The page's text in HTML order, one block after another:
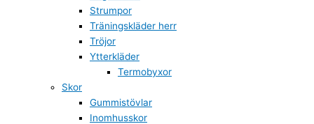
Strumpor
Träningskläder herr
Tröjor
Ytterkläder
Termobyxor
Skor
Gummistövlar
Inomhusskor